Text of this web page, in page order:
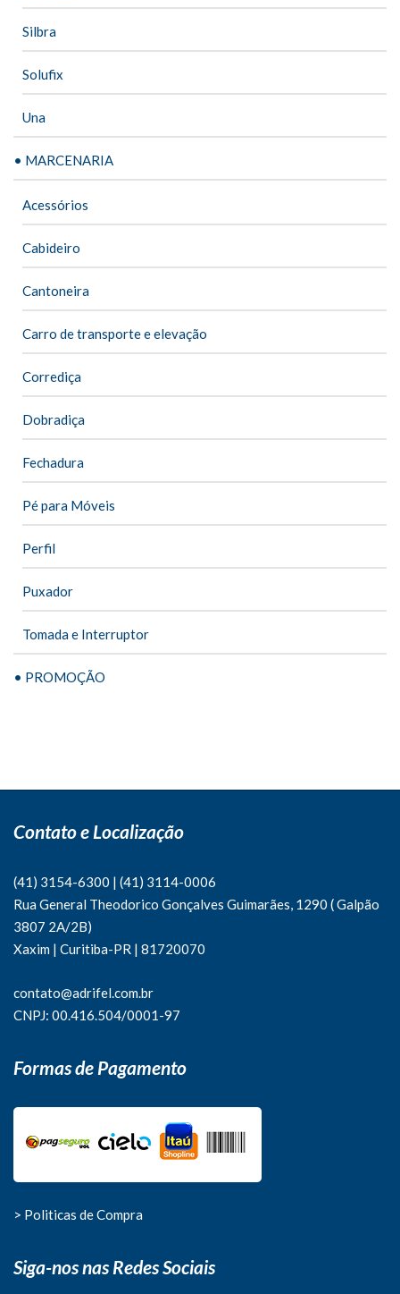
Silbra
Solufix
Una
• MARCENARIA
Acessórios
Cabideiro
Cantoneira
Carro de transporte e elevação
Corrediça
Dobradiça
Fechadura
Pé para Móveis
Perfil
Puxador
Tomada e Interruptor
• PROMOÇÃO
Contato e Localização
(41) 3154-6300 | (41) 3114-0006
Rua General Theodorico Gonçalves Guimarães, 1290 ( Galpão
3807 2A/2B)
Xaxim | Curitiba-PR | 81720070
contato@adrifel.com.br
CNPJ: 00.416.504/0001-97
Formas de Pagamento
> Politicas de Compra
Siga-nos nas Redes Sociais